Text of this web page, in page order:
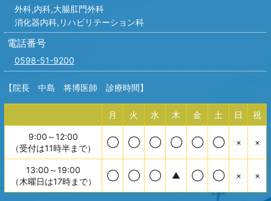
外科,内科,大腸肛門外科
消化器内科,リハビリテーション科
電話番号
0598-51-9200
【院長 中島 将博医師 診療時間】
月 火 水 木 金 土 日 祝
9:00～12:00
（受付は11時半まで）
◯ ◯ ◯ ◯ ◯ ◯ × ×
13:00～19:00
（木曜日は17時まで）
◯ ◯ ◯ ▲ ◯ ◯ × ×